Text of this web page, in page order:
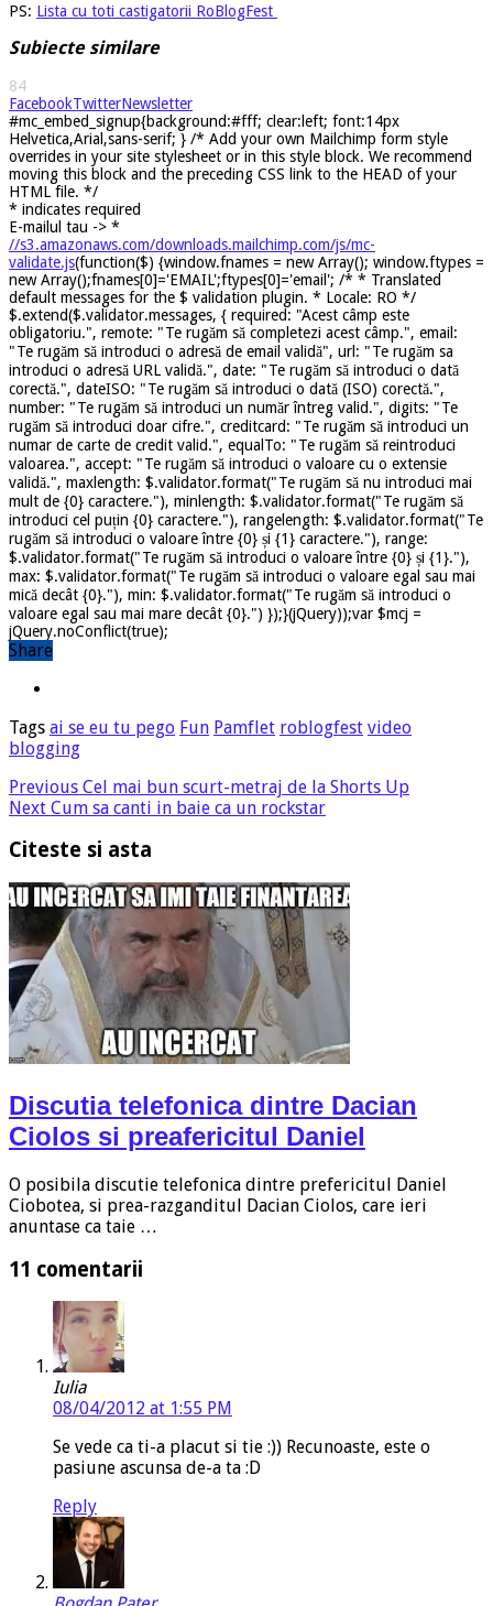
PS: Lista cu toti castigatorii RoBlogFest
Subiecte similare
84
FacebookTwitterNewsletter
#mc_embed_signup{background:#fff; clear:left; font:14px
Helvetica,Arial,sans-serif; } /* Add your own Mailchimp form style
overrides in your site stylesheet or in this style block. We recommend
moving this block and the preceding CSS link to the HEAD of your
HTML file. */
* indicates required
E-mailul tau -> *
//s3.amazonaws.com/downloads.mailchimp.com/js/mc-
validate.js(function($) {window.fnames = new Array(); window.ftypes =
new Array();fnames[0]='EMAIL';ftypes[0]='email'; /* * Translated
default messages for the $ validation plugin. * Locale: RO */
$.extend($.validator.messages, { required: "Acest câmp este
obligatoriu.", remote: "Te rugăm să completezi acest câmp.", email:
"Te rugăm să introduci o adresă de email validă", url: "Te rugăm sa
introduci o adresă URL validă.", date: "Te rugăm să introduci o dată
corectă.", dateISO: "Te rugăm să introduci o dată (ISO) corectă.",
number: "Te rugăm să introduci un număr întreg valid.", digits: "Te
rugăm să introduci doar cifre.", creditcard: "Te rugăm să introduci un
numar de carte de credit valid.", equalTo: "Te rugăm să reintroduci
valoarea.", accept: "Te rugăm să introduci o valoare cu o extensie
validă.", maxlength: $.validator.format("Te rugăm să nu introduci mai
mult de {0} caractere."), minlength: $.validator.format("Te rugăm să
introduci cel puțin {0} caractere."), rangelength: $.validator.format("Te
rugăm să introduci o valoare între {0} și {1} caractere."), range:
$.validator.format("Te rugăm să introduci o valoare între {0} și {1}."),
max: $.validator.format("Te rugăm să introduci o valoare egal sau mai
mică decât {0}."), min: $.validator.format("Te rugăm să introduci o
valoare egal sau mai mare decât {0}.") });}(jQuery));var $mcj =
jQuery.noConflict(true);
Share
Tags ai se eu tu pego Fun Pamflet roblogfest video
blogging
Previous Cel mai bun scurt-metraj de la Shorts Up
Next Cum sa canti in baie ca un rockstar
Citeste si asta
Discutia telefonica dintre Dacian
Ciolos si preafericitul Daniel
O posibila discutie telefonica dintre prefericitul Daniel
Ciobotea, si prea-razganditul Dacian Ciolos, care ieri
anuntase ca taie …
11 comentarii
Iulia
08/04/2012 at 1:55 PM
Se vede ca ti-a placut si tie :)) Recunoaste, este o
pasiune ascunsa de-a ta :D
Reply